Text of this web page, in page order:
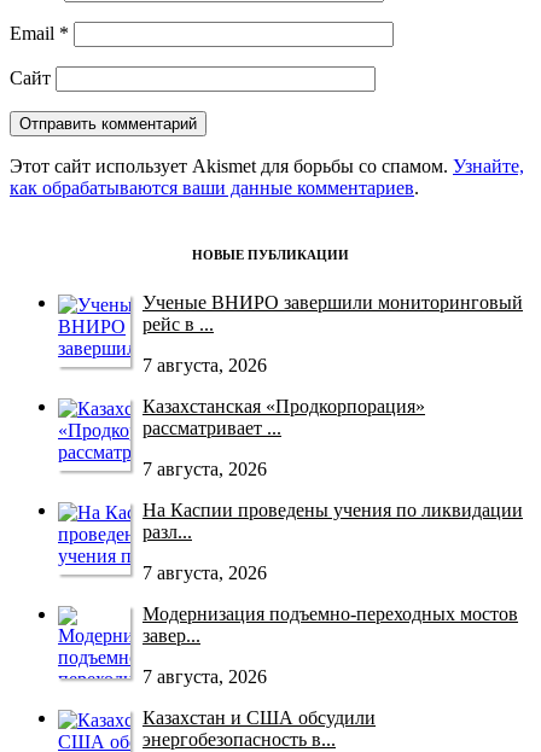
Email *
Сайт
Этот сайт использует Akismet для борьбы со спамом. Узнайте,
как обрабатываются ваши данные комментариев.
НОВЫЕ ПУБЛИКАЦИИ
Ученые ВНИРО завершили мониторинговый
рейс в ...
7 августа, 2026
Казахстанская «Продкорпорация»
рассматривает ...
7 августа, 2026
На Каспии проведены учения по ликвидации
разл...
7 августа, 2026
Модернизация подъемно-переходных мостов
завер...
7 августа, 2026
Казахстан и США обсудили
энергобезопасность в...